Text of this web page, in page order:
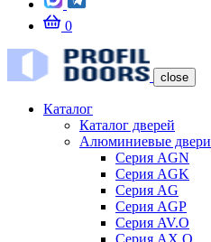
0
close
Каталог
Каталог дверей
Алюминиевые двери
Серия AGN
Серия AGK
Серия AG
Серия AGP
Серия AV.O
Серия AX.O